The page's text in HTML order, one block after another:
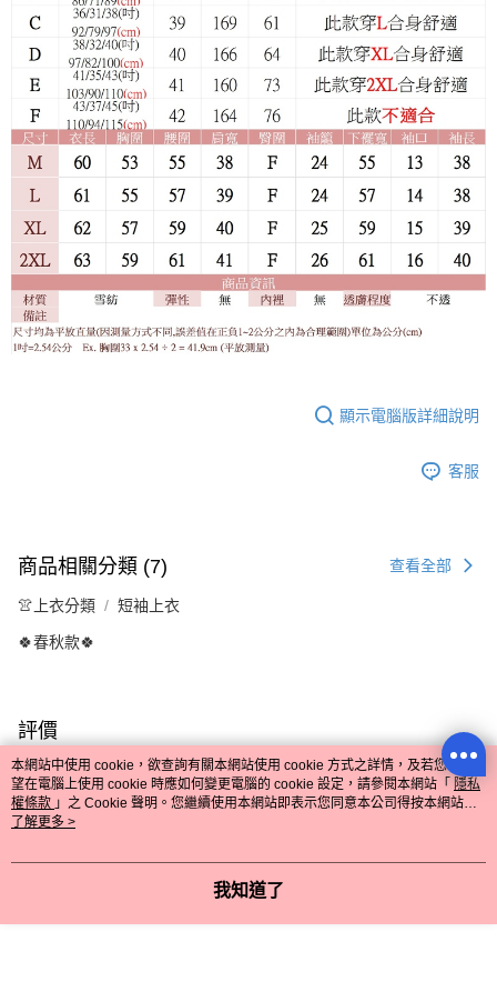
顯示電腦版詳細說明
客服
商品相關分類 (7) 查看全部
👚上衣分類 短袖上衣
🍀春秋款🍀
評價
喜歡這個商品嗎？購買後給他一個好評吧
本分類熱銷
本網站中使用 cookie，欲查詢有關本網站使用 cookie 方式之詳情，及若您不希
望在電腦上使用 cookie 時應如何變更電腦的 cookie 設定，請參閱本網站「 隱私
權條款 」之 Cookie 聲明。您繼續使用本網站即表示您同意本公司得按本網站使
用條款之 Cookie 聲明使用 cookie。
了解更多 >
我知道了